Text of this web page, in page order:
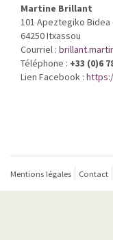
Martine Brillant
101 Apeztegiko
64250 Itxassou
Courriel :
Téléphone : +33 (0)6
Lien Facebook :
Mentions légales Contact